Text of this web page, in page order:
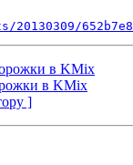
в KMix
в KMix
]